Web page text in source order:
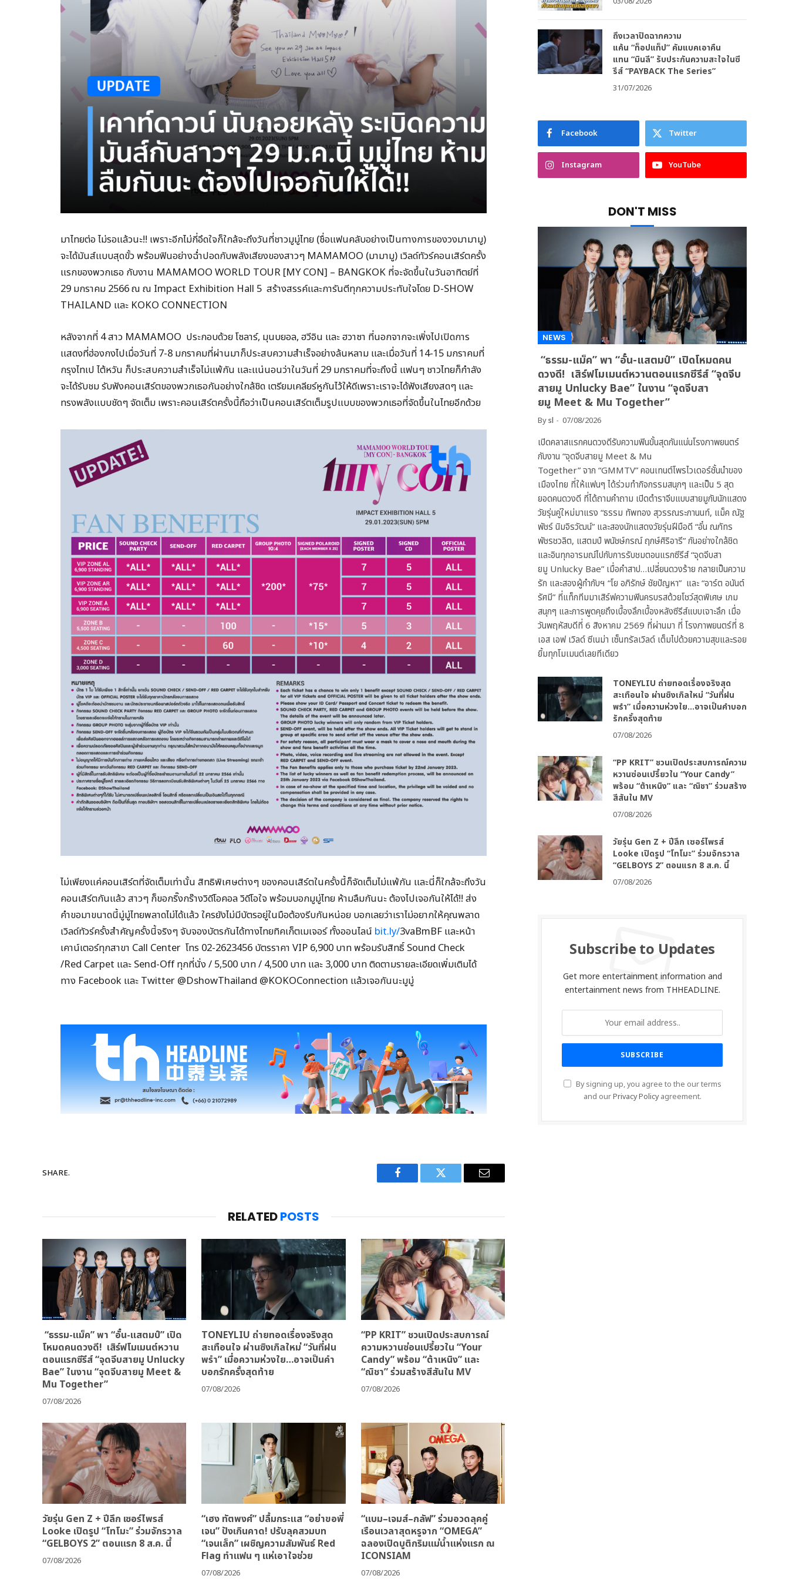
มาไทยต่อ ไม่รอแล้วนะ!! เพราะอีกไม่กี่อึดใจก็ใกล้จะถึงวันที่ชาวมูมู่ไทย (ชื่อแฟนคลับอย่างเป็นทางการของวงมามามู)
จะได้มันส์แบบสุดขั้ว พร้อมฟินอย่างฉ่ำปอดกับพลังเสียงของสาวๆ MAMAMOO (มามามู) เวิลด์ทัวร์คอนเสิร์ตครั้ง
แรกของพวกเธอ กับงาน MAMAMOO WORLD TOUR [MY CON] – BANGKOK ที่จะจัดขึ้นในวันอาทิตย์ที่
29 มกราคม 2566 ณ ณ Impact Exhibition Hall 5 สร้างสรรค์และการันตีทุกความประทับใจโดย D-SHOW
THAILAND และ KOKO CONNECTION
หลังจากที่ 4 สาว MAMAMOO ประกอบด้วย โซลาร์, มุนบยอล, ฮวีอิน และ ฮวาซา ที่นอกจากจะเพิ่งไปเปิดการ
แสดงที่ฮ่องกงไปเมื่อวันที่ 7-8 มกราคมที่ผ่านมาก็ประสบความสำเร็จอย่างล้นหลาม และเมื่อวันที่ 14-15 มกราคมที่
กรุงไทเป ไต้หวัน ก็ประสบความสำเร็จไม่แพ้กัน และแน่นอนว่าในวันที่ 29 มกราคมที่จะถึงนี้ แฟนๆ ชาวไทยก็กำลัง
จะได้รับชม รับฟังคอนเสิร์ตของพวกเธอกันอย่างใกล้ชิด เตรียมเคลียร์หูกันไว้ให้ดีเพราะเราจะได้ฟังเสียงสดๆ และ
ทรงพลังแบบชัดๆ จัดเต็ม เพราะคอนเสิร์ตครั้งนี้ถือว่าเป็นคอนเสิร์ตเต็มรูปแบบของพวกเธอที่จัดขึ้นในไทยอีกด้วย
ไม่เพียงแค่คอนเสิร์ตที่จัดเต็มเท่านั้น สิทธิพิเศษต่างๆ ของคอนเสิร์ตในครั้งนี้ก็จัดเต็มไม่แพ้กัน และนี่ก็ใกล้จะถึงวัน
คอนเสิร์ตกันแล้ว สาวๆ ก็ขอกริ๊งกร๊างวิดีโอคอล วิดีโอใจ พร้อมบอกมูมู่ไทย ห้ามลืมกันนะ ต้องไปเจอกันให้ได้!! ส่ง
คำขอมาขนาดนี้มู่มู่ไทยพลาดไม่ได้แล้ว ใครยังไม่มีบัตรอยู่ในมือต้องรีบกันหน่อย บอกเลยว่าเราไม่อยากให้คุณพลาด
เวิลด์ทัวร์ครั้งสำคัญครั้งนี้จริงๆ จับจองบัตรกันได้ทางไทยทิคเก็ตเมเจอร์ ทั้งออนไลน์ bit.ly/3vaBmBF และหน้า
เคาน์เตอร์ทุกสาขา Call Center โทร 02-2623456 บัตรราคา VIP 6,900 บาท พร้อมรับสิทธิ์ Sound Check
/Red Carpet และ Send-Off ทุกที่นั่ง / 5,500 บาท / 4,500 บาท และ 3,000 บาท ติดตามรายละเอียดเพิ่มเติมได้
ทาง Facebook และ Twitter @DshowThailand @KOKOConnection แล้วเจอกันนะมูมู่
SHARE.
Facebook Twitter Email
RELATEDPOSTS
“ธรรม-แม็ค” พา “อั๋น-แสตมป์” เปิด
โหมดคนดวงดี! เสิร์ฟโมเมนต์หวาน
ตอนแรกซีรีส์ “จุดจีบสายมู Unlucky
Bae” ในงาน “จุดจีบสายมู Meet &
Mu Together”
07/08/2026
TONEYLIU ถ่ายทอดเรื่องจริงสุด
สะเทือนใจ ผ่านซิงเกิลใหม่ “วันที่ฝน
พรำ” เมื่อความห่วงใย…อาจเป็นคำ
บอกรักครั้งสุดท้าย
07/08/2026
“PP KRIT” ชวนเปิดประสบการณ์
ความหวานซ่อนเปรี้ยวใน “Your
Candy” พร้อม “ต้าเหนิง” และ
“ณิชา” ร่วมสร้างสีสันใน MV
07/08/2026
วัยรุ่น Gen Z + ปีลึก เซอร์ไพรส์
Looke เปิดรูป “โทโมะ” ร่วมจักรวาล
“GELBOYS 2” ตอนแรก 8 ส.ค. นี้
07/08/2026
“เฮง ทัตพงศ์” ปลื้มกระแส “อย่าขอพี่
เจน” ปังเกินคาด! ปรับลุคสวมบท
“เจนเล็ก” เผชิญความสัมพันธ์ Red
Flag ทำแฟน ๆ แห่เอาใจช่วย
07/08/2026
“แบม–เจมส์–กลัฟ” ร่วมอวดลุคคู่
เรือนเวลาสุดหรูจาก “OMEGA”
ฉลองเปิดบูติกริมแม่น้ำแห่งแรก ณ
ICONSIAM
07/08/2026
ถึงเวลาปิดฉากความ
แค้น “ท็อปแท็ป” คัมแบคเอาคืน
แทน “มินลี” รับประกันความสะใจในซี
รีส์ “PAYBACK The Series”
31/07/2026
Facebook Twitter
Instagram YouTube
DON'T MISS
NEWS
“ธรรม-แม็ค” พา “อั๋น-แสตมป์” เปิดโหมดคน
ดวงดี! เสิร์ฟโมเมนต์หวานตอนแรกซีรีส์ “จุดจีบ
สายมู Unlucky Bae” ในงาน “จุดจีบสา
ยมู Meet & Mu Together”
Bysl 07/08/2026
เปิดคลาสแรกคนดวงดีรับความฟินขั้นสุดกันแน่นโรงภาพยนตร์
กับงาน “จุดจีบสายมู Meet & Mu
Together” จาก “GMMTV” คอนเทนต์โพรไวเดอร์ชั้นนำของ
เมืองไทย ที่ให้แฟนๆ ได้ร่วมทำกิจกรรมสนุกๆ และเป็น 5 สุด
ยอดคนดวงดี ที่ได้ถามคำถาม เปิดตำราจีบแบบสายมูกับนักแสดง
วัยรุ่นคู่ใหม่มาแรง “ธรรม ทัพทอง สุวรรณระกานนท์, แม็ค ณัฐ
พัชร์ นิมจิรวัฒน์” และสองนักแสดงวัยรุ่นฝีมือดี “อั๋น ณภัทร
พัชรชวลิต, แสตมป์ พนัชษ์กรณ์ ฤกษ์ศิริอารี” กันอย่างใกล้ชิด
และอินทุกอารมณ์ไปกับการรับชมตอนแรกซีรีส์ “จุดจีบสา
ยมู Unlucky Bae” เมื่อคำสาป…เปลี่ยนดวงร้าย กลายเป็นความ
รัก และสองผู้กำกับฯ “โย อภิรักษ์ ชัยปัญหา” และ “อาร์ต อนันต์
รัศมี” ที่แท็กทีมมาเสิร์ฟความฟินครบรสด้วยโชว์สุดพิเศษ เกม
สนุกๆ และการพูดคุยถึงเบื้องลึกเบื้องหลังซีรีส์แบบเจาะลึก เมื่อ
วันพฤหัสบดีที่ 6 สิงหาคม 2569 ที่ผ่านมา ที่ โรงภาพยนตร์ที่ 8
เอส เอฟ เวิลด์ ซีเนม่า เซ็นทรัลเวิลด์ เต็มไปด้วยความสุขและรอย
ยิ้มทุกโมเมนต์เลยทีเดียว
TONEYLIU ถ่ายทอดเรื่องจริงสุด
สะเทือนใจ ผ่านซิงเกิลใหม่ “วันที่ฝน
พรำ” เมื่อความห่วงใย…อาจเป็นคำบอก
รักครั้งสุดท้าย
07/08/2026
“PP KRIT” ชวนเปิดประสบการณ์ความ
หวานซ่อนเปรี้ยวใน “Your Candy”
พร้อม “ต้าเหนิง” และ “ณิชา” ร่วมสร้าง
สีสันใน MV
07/08/2026
วัยรุ่น Gen Z + ปีลึก เซอร์ไพรส์
Looke เปิดรูป “โทโมะ” ร่วมจักรวาล
“GELBOYS 2” ตอนแรก 8 ส.ค. นี้
07/08/2026
Subscribe to Updates
Get more entertainment information and
entertainment news from THHEADLINE.
By signing up, you agree to the our terms
and ourPrivacy Policyagreement.